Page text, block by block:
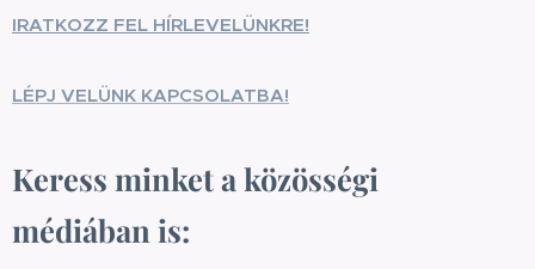
IRATKOZZ FEL HÍRLEVELÜNKRE!
LÉPJ VELÜNK KAPCSOLATBA!
Keress minket a közösségi
médiában is: